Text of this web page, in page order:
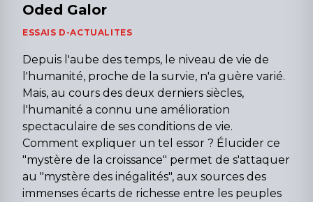
Oded Galor
ESSAIS D-ACTUALITES
Depuis l'aube des temps, le niveau de vie de
l'humanité, proche de la survie, n'a guère varié.
Mais, au cours des deux derniers siècles,
l'humanité a connu une amélioration
spectaculaire de ses conditions de vie.
Comment expliquer un tel essor ? Élucider ce
"mystère de la croissance" permet de s'attaquer
au "mystère des inégalités", aux sources des
immenses écarts de richesse entre les peuples